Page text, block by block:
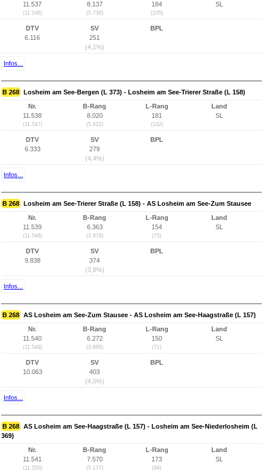
11.537
(11.546)
8.137
(5.738)
184
(105)
SL
DTV
6.116
SV
251
(4,1%)
BPL
Infos...
B 268 Losheim am See-Bergen (L 373) - Losheim am See-Trierer Straße (L 158)
Nr.
11.538
(11.547)
B-Rang
8.020
(5.622)
L-Rang
181
(102)
Land
SL
DTV
6.333
SV
279
(4,4%)
BPL
Infos...
B 268 Losheim am See-Trierer Straße (L 158) - AS Losheim am See-Zum Stausee
Nr.
11.539
(11.548)
B-Rang
6.363
(3.979)
L-Rang
154
(75)
Land
SL
DTV
9.838
SV
374
(3,8%)
BPL
Infos...
B 268 AS Losheim am See-Zum Stausee - AS Losheim am See-Haagstraße (L 157)
Nr.
11.540
(11.549)
B-Rang
6.272
(3.889)
L-Rang
150
(71)
Land
SL
DTV
10.063
SV
403
(4,0%)
BPL
Infos...
B 268 AS Losheim am See-Haagstraße (L 157) - Losheim am See-Niederlosheim (L
369)
Nr.
11.541
(11.550)
B-Rang
7.570
(5.177)
L-Rang
173
(94)
Land
SL